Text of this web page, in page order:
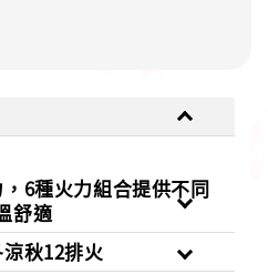
6種火力組合提供不同
舒適
秋12排火